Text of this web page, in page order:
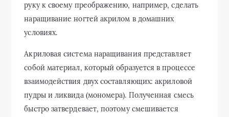
руку к своему преображению, например, сделать
наращивание ногтей акрилом в домашних
условиях.
Акриловая система наращивания представляет
собой материал, который образуется в процессе
взаимодействия двух составляющих: акриловой
пудры и ликвида (мономера). Полученная смесь
быстро затвердевает, поэтому смешивается